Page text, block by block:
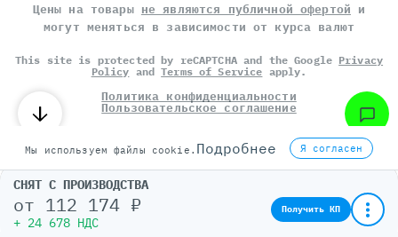
СНЯТ С ПРОИЗВОДСТВА
от 112 174 ₽
+ 24 678 НДС
Получить КП
Цены на товары не являются публичной офертой и
могут меняться в зависимости от курса валют
This site is protected by reCAPTCHA and the Google Privacy
Policy andTerms of Service apply.
Политика конфиденциальности
Пользовательское соглашение
©СЕРВЕР МОЛЛ, 2014-2026
Мы используем файлы cookie. Подробнее Я согласен